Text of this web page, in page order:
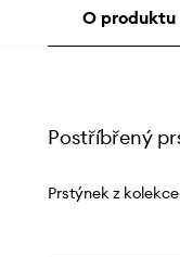
O produktu
Postříbřený
Prstýnek z